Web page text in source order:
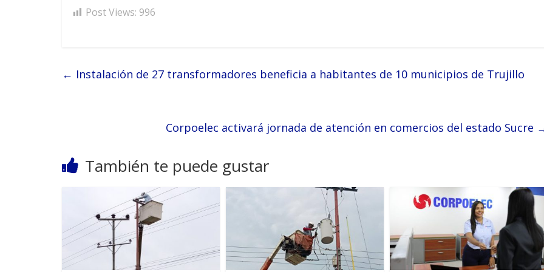
Post Views: 996
← Instalación de 27 transformadores beneficia a habitantes de 10 municipios de Trujillo
Corpoelec activará jornada de atención en comercios del estado Sucre
También te puede gustar